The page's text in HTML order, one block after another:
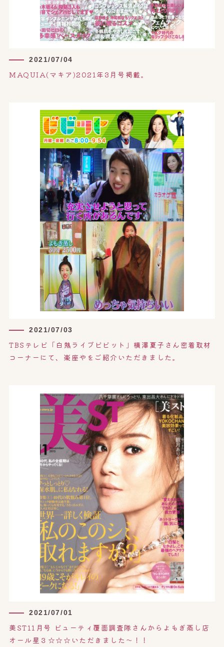
2021/07/04
MAQUIA(マキア)2021年3月号掲載。
2021/07/03
TBSテレビ「白熱ライブビビット」横澤夏子さん密着取材
コーナーにて、楽座やをご紹介いただきました。
2021/07/01
美ST11月号 ビューティ覆面調査隊さんからよもぎ蒸し店
オール星３☆☆☆いただきました〜！！